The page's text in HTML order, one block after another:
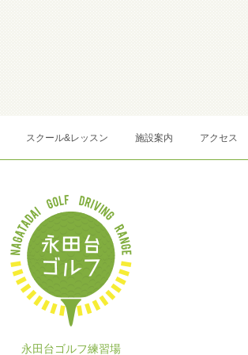
スクール&レッスン 施設案内 アクセス
永田台ゴルフ練習場